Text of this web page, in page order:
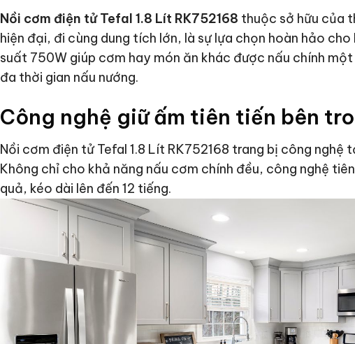
Nồi cơm điện tử Tefal 1.8 Lít RK752168 thuộc sở hữu của
hiện đại, đi cùng dung tích lớn, là sự lựa chọn hoàn hảo
suất 750W giúp cơm hay món ăn khác được nấu chính
đa thời gian nấu nướng.
Công nghệ giữ ấm tiên tiến bên
Nồi cơm điện tử Tefal 1.8 Lít RK752168 trang bị công nghệ
Không chỉ cho khả năng nấu cơm chính đều, công nghệ
quả, kéo dài lên đến 12 tiếng.